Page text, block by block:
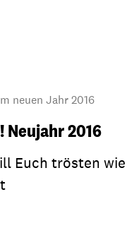
neuen Jahr 2016
2016
Euch trösten wie